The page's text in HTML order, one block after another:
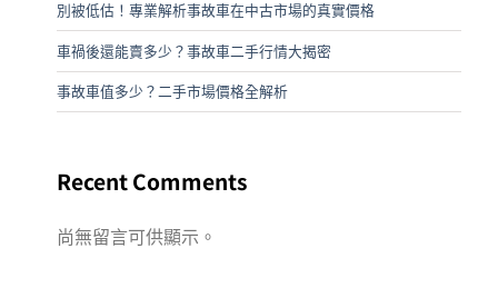
別被低估！專業解析事故車在中古市場的真實價格
車禍後還能賣多少？事故車二手行情大揭密
事故車值多少？二手市場價格全解析
Recent Comments
尚無留言可供顯示。